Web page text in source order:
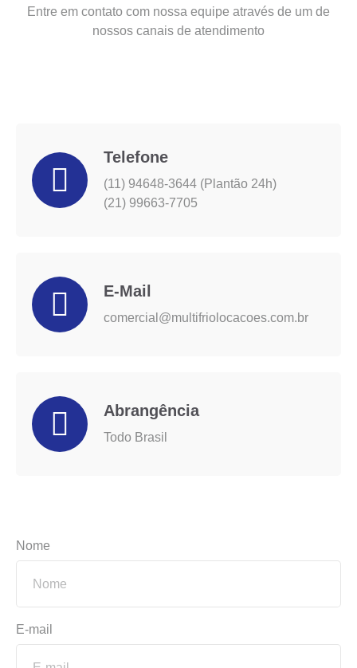
Entre em contato com nossa equipe através de um de
nossos canais de atendimento
Telefone
(11) 94648-3644 (Plantão 24h)
(21) 99663-7705
E-Mail
comercial@multifriolocacoes.com.br
Abrangência
Todo Brasil
Nome
E-mail